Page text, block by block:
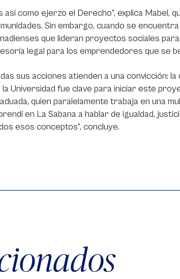
así como ejerzo el Derecho”, explica Mabel,
Sin embargo, cuando se
que lideran proyectos sociales
legal para los emprendedores que se
sus acciones atienden a una convicción:
la Universidad fue clave para iniciar este
quien paralelamente trabaja en una
en La Sabana a hablar de igualdad,
esos conceptos”, concluye.